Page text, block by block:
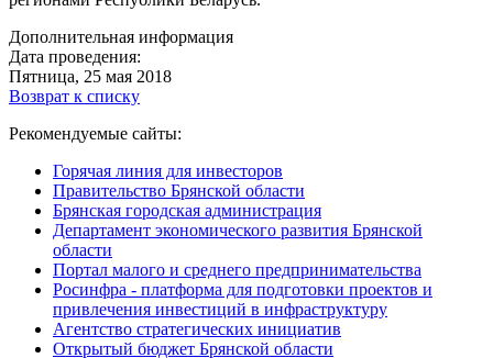
Дополнительная информация
Дата проведения:
Пятница, 25 мая 2018
Возврат к списку
Рекомендуемые сайты:
Горячая линия для инвесторов
Правительство Брянской области
Брянская городская администрация
Департамент экономического развития Брянской
области
Портал малого и среднего предпринимательства
Росинфра - платформа для подготовки проектов и
привлечения инвестиций в инфраструктуру
Агентство стратегических инициатив
Открытый бюджет Брянской области